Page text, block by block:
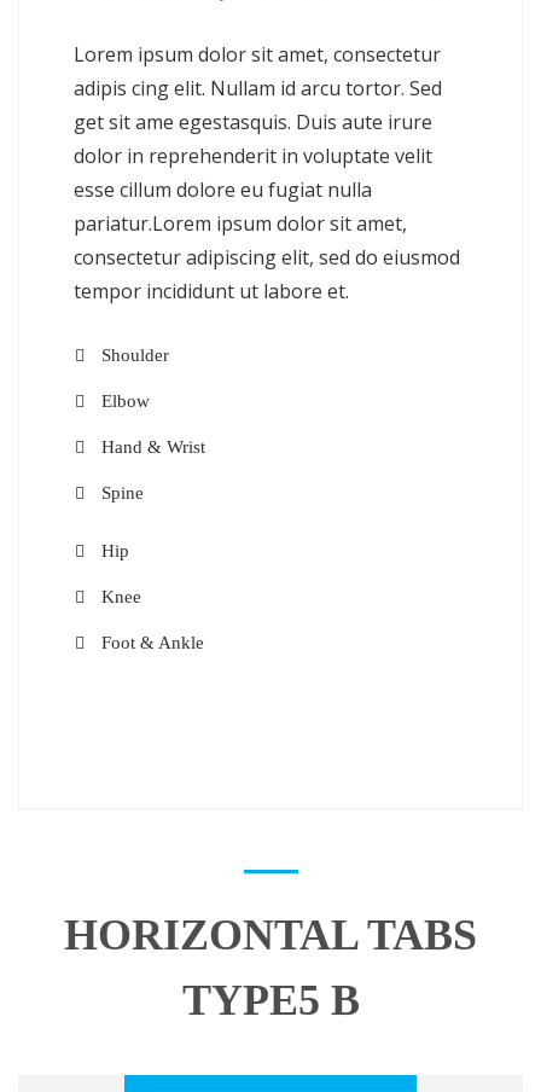
Lorem ipsum dolor sit amet, consectetur
adipis cing elit. Nullam id arcu tortor. Sed
get sit ame egestasquis. Duis aute irure
dolor in reprehenderit in voluptate velit
esse cillum dolore eu fugiat nulla
pariatur.Lorem ipsum dolor sit amet,
consectetur adipiscing elit, sed do eiusmod
tempor incididunt ut labore et.
Shoulder
Elbow
Hand & Wrist
Spine
Hip
Knee
Foot & Ankle
HORIZONTAL TABS
TYPE5 B